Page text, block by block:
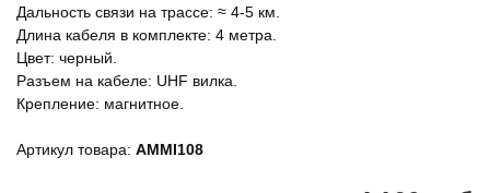
Дальность связи на трассе: ≈ 4-5 км.
Длина кабеля в комплекте: 4 метра.
Цвет: черный.
Разъем на кабеле: UHF вилка.
Крепление: магнитное.
Артикул товара: AMMI108